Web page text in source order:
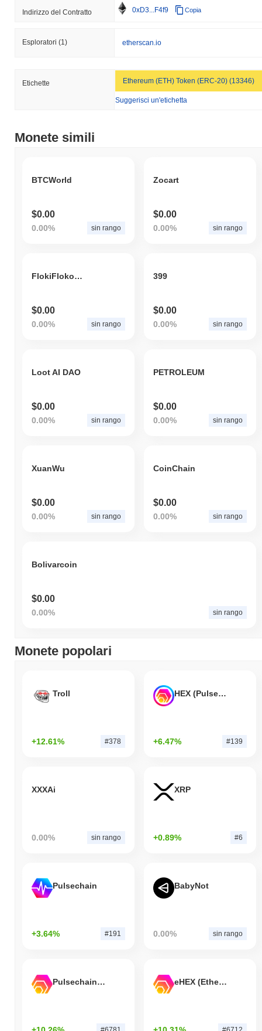
Indirizzo del Contratto 0xD3...F4f9 Copia
Esploratori (1) etherscan.io
Etichette Ethereum (ETH) Token (ERC-20) (13346)
Suggerisci un'etichetta
Monete simili
BTCWorld
$0.00
0.00% sin rango
Zocart
$0.00
0.00% sin rango
FlokiFlokoFloka
$0.00
0.00% sin rango
399
$0.00
0.00% sin rango
Loot AI DAO
$0.00
0.00% sin rango
PETROLEUM
$0.00
0.00% sin rango
XuanWu
$0.00
0.00% sin rango
CoinChain
$0.00
0.00% sin rango
Bolivarcoin
$0.00
0.00% sin rango
Monete popolari
Troll
+12.61% #378
HEX (Pulsechain)
+6.47% #139
XXXAi
0.00% sin rango
XRP
+0.89% #6
Pulsechain
+3.64% #191
BabyNot
0.00% sin rango
Pulsechain Bridged HEX (Pulsechain) eHEX (Ethereum)